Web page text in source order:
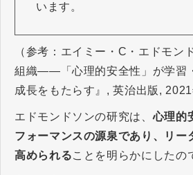
います。
（参考：エイミー・C・エドモン
組織――「心理的安全性」が学習
成長をもたらす』, 英治出版, 2021
エドモンドソンの研究は、心理的
フォーマンスの源泉であり、リー
高められることを明らかにしたの